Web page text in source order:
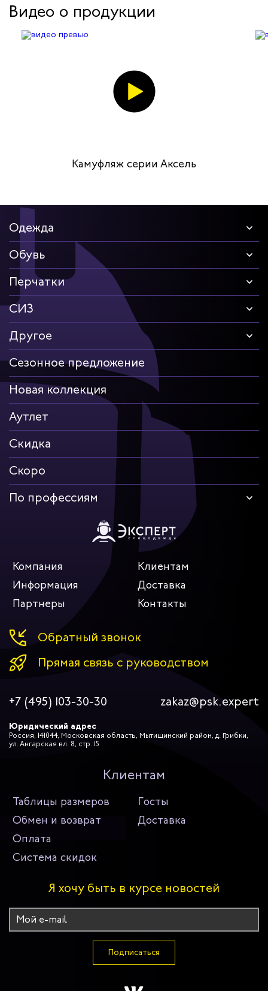
Видео о продукции
Камуфляж серии Аксель
Одежда
Обувь
Перчатки
СИЗ
Другое
Сезонное предложение
Новая коллекция
Аутлет
Скидка
Скоро
По профессиям
Компания
Клиентам
Информация
Доставка
Партнеры
Контакты
Обратный звонок
Прямая связь с руководством
+7 (495) 103-30-30 zakaz@psk.expert
Юридический адрес
Россия, 141044, Московская область, Мытищинский район, д. Грибки,
ул. Ангарская вл. 8, стр. 15
Клиентам
Таблицы размеров
Госты
Обмен и возврат
Доставка
Оплата
Система скидок
Я хочу быть в курсе новостей
Подписаться